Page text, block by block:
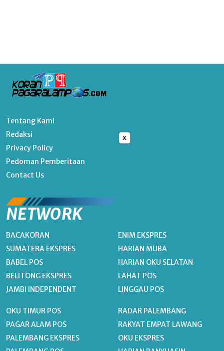
x
Tentang Kami
Redaksi
Privacy Policy
Pedoman Pemberitaan
Contact Us
NETWORK
BACAKORAN
SUMATERA EKSPRES
BABEL POS
BELITONG EKSPRES
JAMBI INDEPENDENT
ENIM EKSPRES
HARIAN MUBA
HARIAN OKU SELATAN
LAHAT POS
LINGGAU POS
OKU TIMUR POS
PAGAR ALAM POS
PALEMBANG EKSPRES
RADAR PALEMBANG
RAKYAT EMPAT LAWANG
OKU EKSPRES